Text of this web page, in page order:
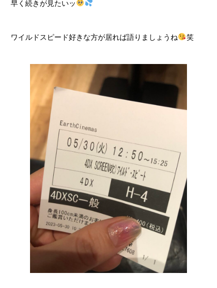
早く続きが見たいッ
ワイルドスピード好きな方が居れば語りましょうね 笑